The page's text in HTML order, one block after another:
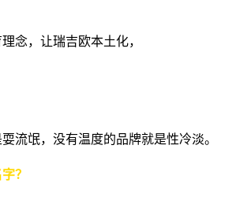
念，让瑞吉欧本土化，
流氓，没有温度的品牌就是性冷淡。
？